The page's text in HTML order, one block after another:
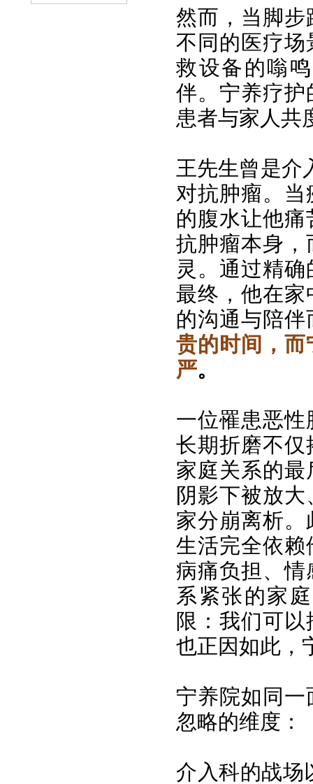
然而，当脚
不同的医疗
救设备的嗡
伴。宁养疗
患者与家人共
王先生曾是介
对抗肿瘤。
的腹水让他
抗肿瘤本身
灵。通过精
最终，他在
的沟通与陪
贵的时间，
严。
一位罹患恶
长期折磨不
家庭关系的
阴影下被放
家分崩离析
生活完全依
病痛负担、
系紧张的家
限：我们可
也正因如此，
宁养院如同
忽略的维度：
介入科的战场